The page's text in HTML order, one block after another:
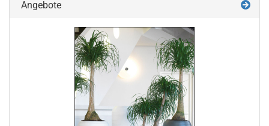
Angebote